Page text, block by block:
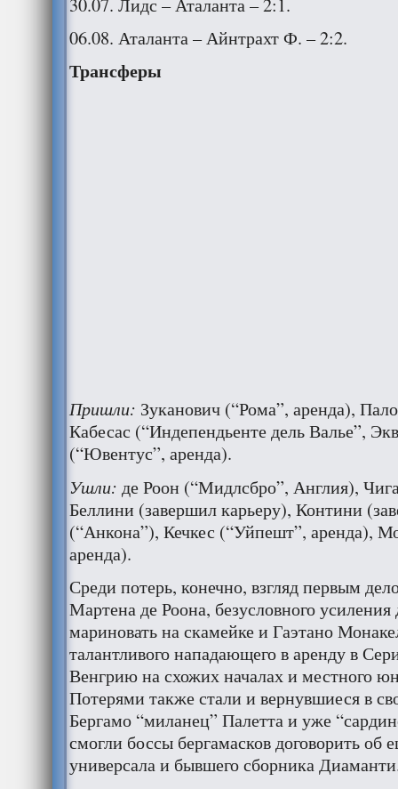
30.07. Лидс – Аталанта – 2:1.
06.08. Аталанта – Айнтрахт Ф. – 2:2.
Трансферы
Пришли: Зуканович (“Рома”, аренда),
Кабесас (“Индепендьенте дель Валье”,
(“Ювентус”, аренда).
Ушли: де Роон (“Мидлсбро”, Англия),
Беллини (завершил карьеру), Контини
(“Анкона”), Кечкес (“Уйпешт”, аренда),
аренда).
Среди потерь, конечно, взгляд первым
Мартена де Роона, безусловного
мариновать на скамейке и Гаэтано
талантливого нападающего в аренду в
Венгрию на схожих началах и местного
Потерями также стали и вернувшиеся в
Бергамо “миланец” Палетта и уже
смогли боссы бергамасков договорить об
универсала и бывшего сборника